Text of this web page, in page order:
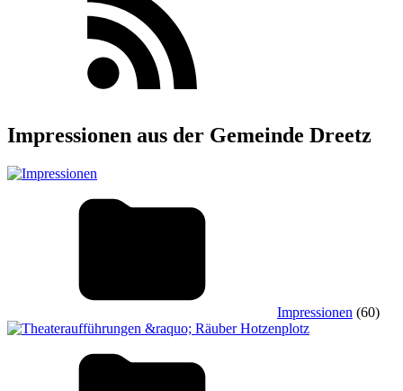
Impressionen aus der Gemeinde Dreetz
Impressionen (60)